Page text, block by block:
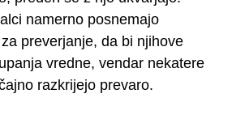
namerno posnemajo
preverjanje, da bi njihove
vredne, vendar nekatere
razkrijejo prevaro.